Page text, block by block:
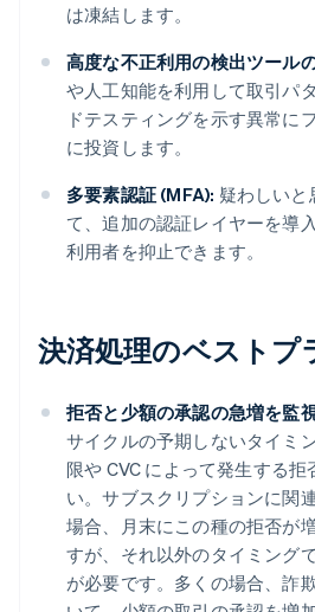
は凍結します。
高度な不正利用の検出ツール
や人工知能を利用して取引パ
ドテスティングを示す異常に
に投資します。
多要素認証 (MFA): 疑わしいと
て、追加の認証レイヤーを導
利用者を抑止できます。
決済処理のベストプ
拒否と少額の承認の急増を監
サイクルの予期しないタイミ
限や CVC によって発生する拒
い。サブスクリプションに関
場合、月末にこの種の拒否が
すが、それ以外のタイミング
が必要です。多くの場合、詐